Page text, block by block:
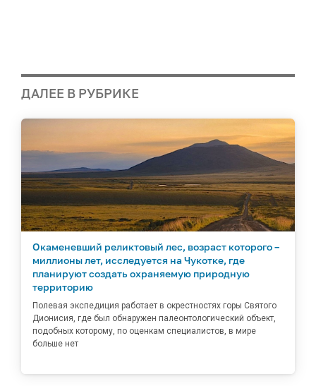
ДАЛЕЕ В РУБРИКЕ
Окаменевший реликтовый лес, возраст которого –
миллионы лет, исследуется на Чукотке, где
планируют создать охраняемую природную
территорию
Полевая экспедиция работает в окрестностях горы Святого
Дионисия, где был обнаружен палеонтологический объект,
подобных которому, по оценкам специалистов, в мире
больше нет